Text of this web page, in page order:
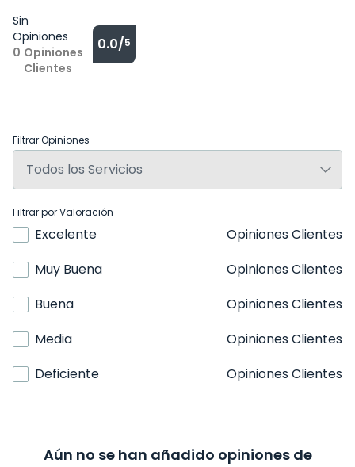
Sin
Opiniones
0 Opiniones
Clientes
0.0/5
Filtrar Opiniones
Filtrar por Valoración
Excelente
Opiniones Clientes
Muy Buena
Opiniones Clientes
Buena
Opiniones Clientes
Media
Opiniones Clientes
Deficiente
Opiniones Clientes
Aún no se han añadido opiniones de